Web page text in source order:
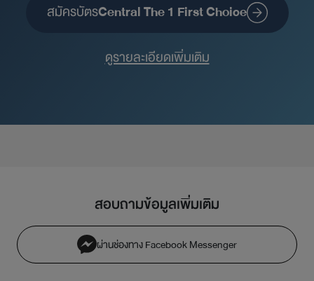
สมัครบัตรCentral The 1 First Choice
ดูรายละเอียดเพิ่มเติม
สอบถามข้อมูลเพิ่มเติม
ผ่านช่องทาง Facebook Messenger